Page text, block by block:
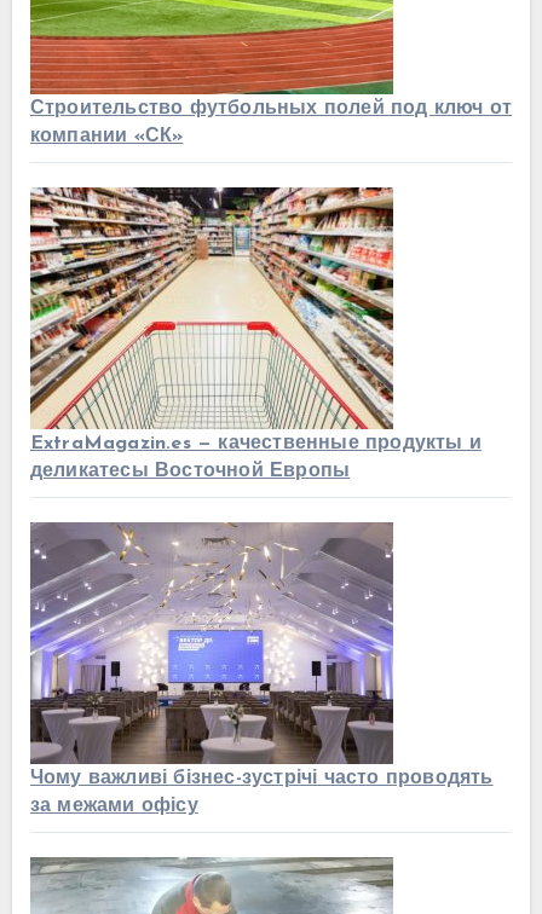
Строительство футбольных полей под ключ от
компании «СК»
ExtraMagazin.es — качественные продукты и
деликатесы Восточной Европы
Чому важливі бізнес-зустрічі часто проводять
за межами офісу